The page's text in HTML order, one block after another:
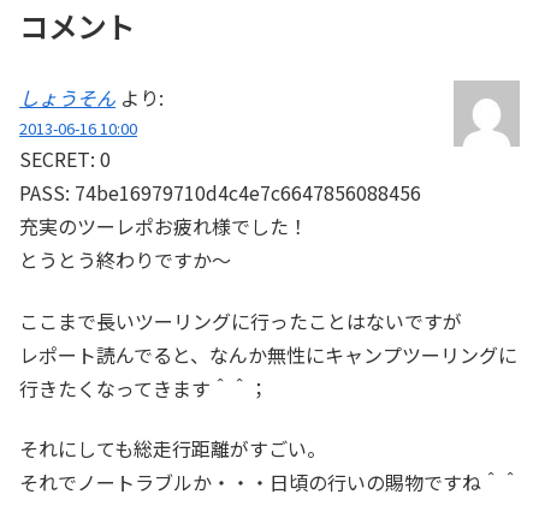
コメント
しょうそん より:
2013-06-16 10:00
SECRET: 0
PASS: 74be16979710d4c4e7c6647856088456
充実のツーレポお疲れ様でした！
とうとう終わりですか～
ここまで長いツーリングに行ったことはないですが
レポート読んでると、なんか無性にキャンプツーリングに
行きたくなってきます＾＾；
それにしても総走行距離がすごい。
それでノートラブルか・・・日頃の行いの賜物ですね＾＾